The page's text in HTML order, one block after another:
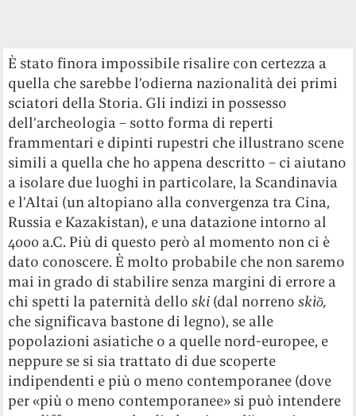
È stato finora impossibile risalire con certezza a
quella che sarebbe l’odierna nazionalità dei primi
sciatori della Storia. Gli indizi in possesso
dell’archeologia – sotto forma di reperti
frammentari e dipinti rupestri che illustrano scene
simili a quella che ho appena descritto – ci aiutano
a isolare due luoghi in particolare, la Scandinavia
e l’Altai (un altopiano alla convergenza tra Cina,
Russia e Kazakistan), e una datazione intorno al
4000 a.C. Più di questo però al momento non ci è
dato conoscere. È molto probabile che non saremo
mai in grado di stabilire senza margini di errore a
chi spetti la paternità delloski (dal norrenoskìồ,
che significava bastone di legno), se alle
popolazioni asiatiche o a quelle nord-europee, e
neppure se si sia trattato di due scoperte
indipendenti e più o meno contemporanee (dove
per «più o meno contemporanee» si può intendere